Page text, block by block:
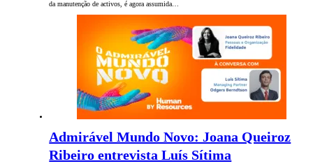
da manutenção de activos, é agora assumida…
Admirável Mundo Novo: Joana Queiroz
Ribeiro entrevista Luís Sítima